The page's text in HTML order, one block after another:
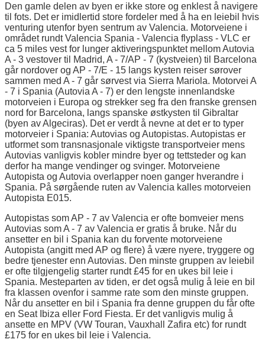
Den gamle delen av byen er ikke store og enklest å navigere
til fots. Det er imidlertid store fordeler med å ha en leiebil hvis
venturing utenfor byen sentrum av Valencia. Motorveiene i
området rundt Valencia Spania - Valencia flyplass - VLC er
ca 5 miles vest for lunger aktiveringspunktet mellom Autovia
A - 3 vestover til Madrid, A - 7/AP - 7 (kystveien) til Barcelona
går nordover og AP - 7/E - 15 langs kysten reiser sørover
sammen med A - 7 går sørvest via Sierra Mariola. Motorvei A
- 7 i Spania (Autovia A - 7) er den lengste innenlandske
motorveien i Europa og strekker seg fra den franske grensen
nord for Barcelona, langs spanske østkysten til Gibraltar
(byen av Algeciras). Det er verdt å nevne at det er to typer
motorveier i Spania: Autovias og Autopistas. Autopistas er
utformet som transnasjonale viktigste transportveier mens
Autovias vanligvis kobler mindre byer og tettsteder og kan
derfor ha mange vendinger og svinger. Motorveiene
Autopista og Autovia overlapper noen ganger hverandre i
Spania. På sørgående ruten av Valencia kalles motorveien
Autopista E015.
Autopistas som AP - 7 av Valencia er ofte bomveier mens
Autovias som A - 7 av Valencia er gratis å bruke. Når du
ansetter en bil i Spania kan du forvente motorveiene
Autopista (angitt med AP og flere) å være nyere, tryggere og
bedre tjenester enn Autovias. Den minste gruppen av leiebil
er ofte tilgjengelig starter rundt £45 for en ukes bil leie i
Spania. Mesteparten av tiden, er det også mulig å leie en bil
fra klassen ovenfor i samme rate som den minste gruppen.
Når du ansetter en bil i Spania fra denne gruppen du får ofte
en Seat Ibiza eller Ford Fiesta. Er det vanligvis mulig å
ansette en MPV (VW Touran, Vauxhall Zafira etc) for rundt
£175 for en ukes bil leie i Valencia.